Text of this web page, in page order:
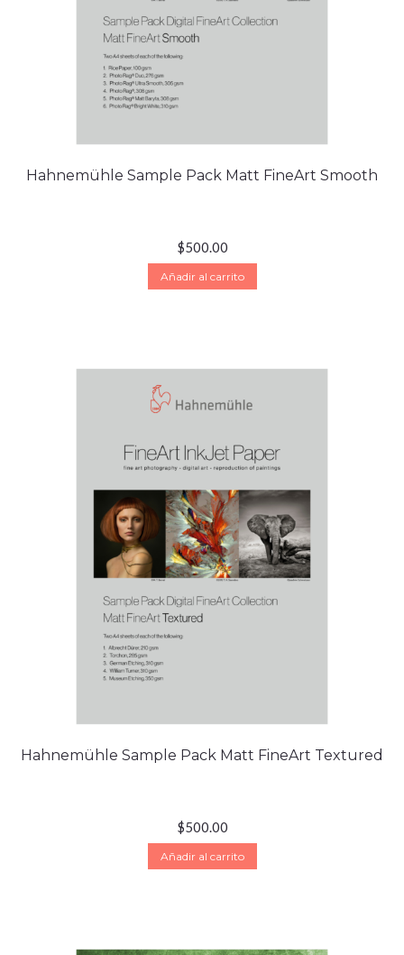
Hahnemühle Sample Pack Matt FineArt Smooth
$500.00
Añadir al carrito
Hahnemühle Sample Pack Matt FineArt Textured
$500.00
Añadir al carrito